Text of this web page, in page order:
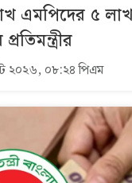
এমপিদের ৫
২০২৬, ০৮:২৪ পিএম